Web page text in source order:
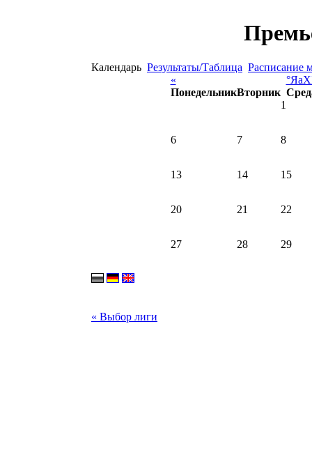
Календарь Результаты/Таблица Расписание
«
ПонедельникВторник
1
6 7 8
13 14 15
20 21 22
27 28 29
« Выбор лиги